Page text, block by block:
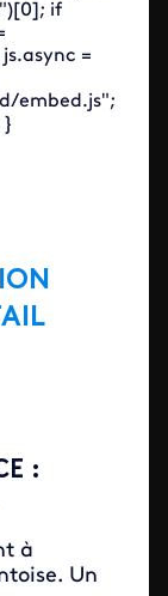
if
=
embed.js";
}
:
à
Un